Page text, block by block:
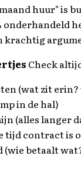
huur" is
onderhandeld
krachtig
Check
(wat zit erin?
in de hal)
(alles langer
tijd contract is
(wie betaalt